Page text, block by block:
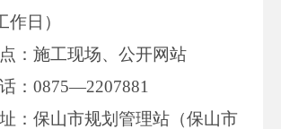
作日）
：施工现场、公开网站
：0875—2207881
：保山市规划管理站（保山市